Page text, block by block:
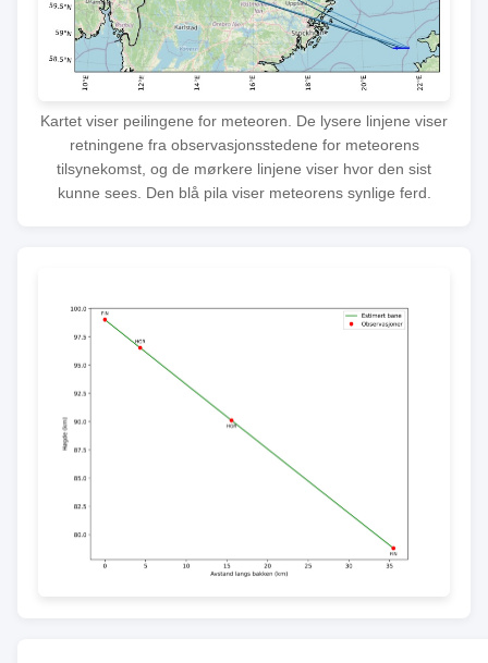
Kartet viser peilingene for meteoren. De lysere linjene viser
retningene fra observasjonsstedene for meteorens
tilsynekomst, og de mørkere linjene viser hvor den sist
kunne sees. Den blå pila viser meteorens synlige ferd.